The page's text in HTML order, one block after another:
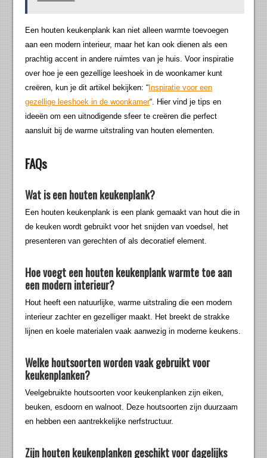
Een houten keukenplank kan niet alleen warmte toevoegen
aan een modern interieur, maar het kan ook dienen als een
prachtig accent in andere ruimtes van je huis. Voor inspiratie
over hoe je een gezellige leeshoek in de woonkamer kunt
creëren, kun je dit artikel bekijken: “ Inspiratie voor een
gezellige leeshoek in de woonkamer“. Hier vind je tips en
ideeën om een uitnodigende sfeer te creëren die perfect
aansluit bij de warme uitstraling van houten elementen.
FAQs
Wat is een houten keukenplank?
Een houten keukenplank is een plank gemaakt van hout die in
de keuken wordt gebruikt voor het snijden van voedsel, het
presenteren van gerechten of als decoratief element.
Hoe voegt een houten keukenplank warmte toe aan
een modern interieur?
Hout heeft een natuurlijke, warme uitstraling die een modern
interieur zachter en gezelliger maakt. Het breekt de strakke
lijnen en koele materialen vaak aanwezig in moderne keukens.
Welke houtsoorten worden vaak gebruikt voor
keukenplanken?
Veelgebruikte houtsoorten voor keukenplanken zijn eiken,
beuken, esdoorn en walnoot. Deze houtsoorten zijn duurzaam
en hebben een aantrekkelijke nerfstructuur.
Zijn houten keukenplanken geschikt voor dagelijks